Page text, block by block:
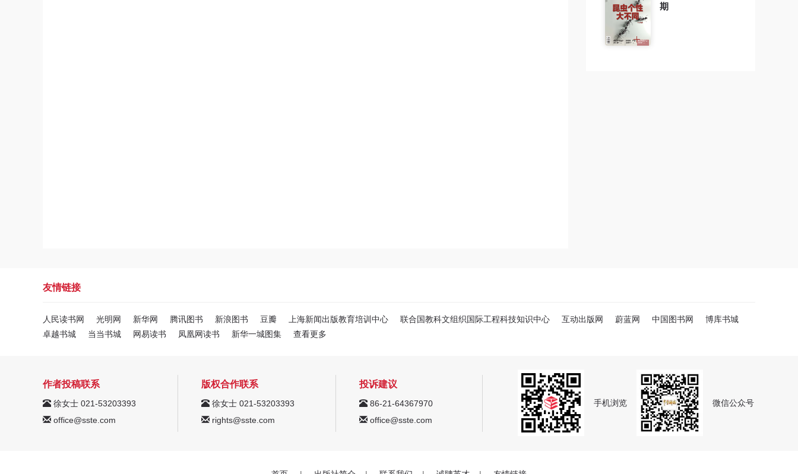
期
友情链接
人民读书网 光明网 新华网 腾讯图书 新浪图书 豆瓣 上海新闻出版教育培训中心 联合国教科文组织国际工程科技知识中心 互动出版网 蔚蓝网 中国图书网
博库书城
卓越书城
当当书城 网易读书 凤凰网读书 新华一城图集 查看更多
作者投稿联系
徐女士 021-53203393
office@sste.com
版权合作联系
徐女士 021-53203393
rights@sste.com
投诉建议
86-21-64367970
office@sste.com
手机浏览 微信公众号